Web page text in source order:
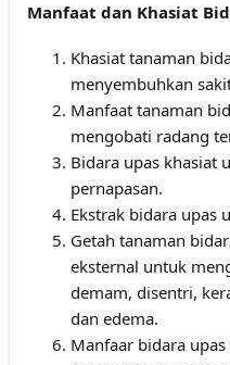
Manfaat dan Khasiat
Khasiat tanaman
menyembuhkan
Manfaat tanaman
mengobati radang
Bidara upas khasiat
pernapasan.
Ekstrak bidara upas
Getah tanaman
eksternal untuk
demam, disentri,
dan edema.
Manfaar bidara